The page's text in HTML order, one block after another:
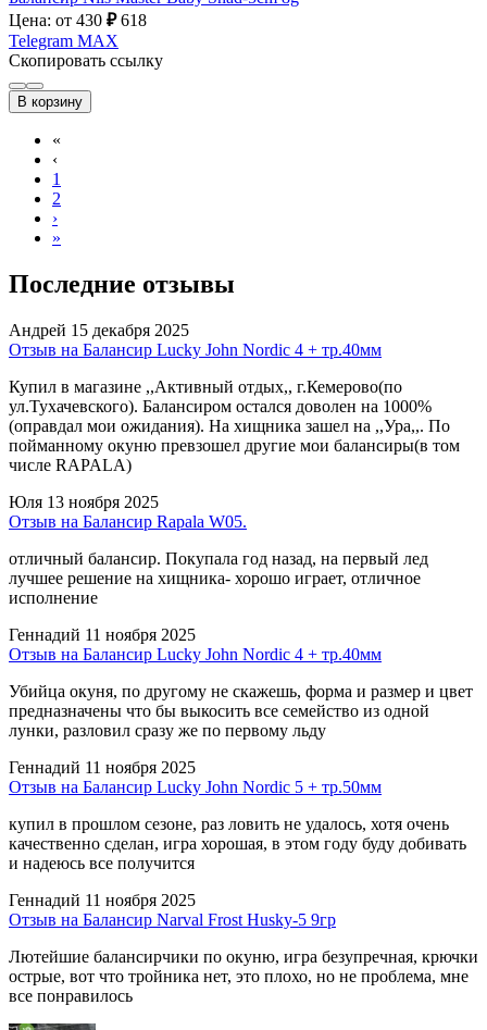
Цена: от 430 ₽ 618
Telegram MAX
Скопировать ссылку
В корзину
«
‹
1
2
›
»
Последние отзывы
Андрей 15 декабря 2025
Отзыв на Балансир Lucky John Nordic 4 + тр.40мм
Купил в магазине ,,Активный отдых,, г.Кемерово(по
ул.Тухачевского). Балансиром остался доволен на 1000%
(оправдал мои ожидания). На хищника зашел на ,,Ура,,. По
пойманному окуню превзошел другие мои балансиры(в том
числе RAPALA)
Юля 13 ноября 2025
Отзыв на Балансир Rapala W05.
отличный балансир. Покупала год назад, на первый лед
лучшее решение на хищника- хорошо играет, отличное
исполнение
Геннадий 11 ноября 2025
Отзыв на Балансир Lucky John Nordic 4 + тр.40мм
Убийца окуня, по другому не скажешь, форма и размер и цвет
предназначены что бы выкосить все семейство из одной
лунки, разловил сразу же по первому льду
Геннадий 11 ноября 2025
Отзыв на Балансир Lucky John Nordic 5 + тр.50мм
купил в прошлом сезоне, раз ловить не удалось, хотя очень
качественно сделан, игра хорошая, в этом году буду добивать
и надеюсь все получится
Геннадий 11 ноября 2025
Отзыв на Балансир Narval Frost Husky-5 9гр
Лютейшие балансирчики по окуню, игра безупречная, крючки
острые, вот что тройника нет, это плохо, но не проблема, мне
все понравилось